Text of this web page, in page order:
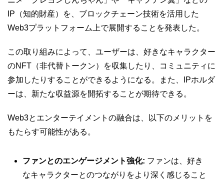
IP（知的財産）を、ブロックチェーン技術を活用した
Web3プラットフォーム上で展開することを発表した。
この取り組みによって、ユーザーは、好きなキャラクター
のNFT（非代替トークン）を収集したり、コミュニティに
参加したりすることができるようになる。また、IPホルダ
ーは、新たな収益源を開拓することが期待できる。
Web3とエンターテイメントの融合は、以下のメリットを
もたらす可能性がある。
ファンとのエンゲージメント強化: ファンは、好き
なキャラクターとのつながりをより深く感じること